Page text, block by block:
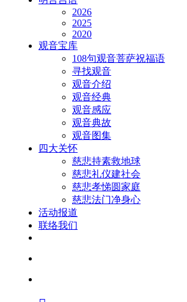
2026
2025
2020
观音宝库
108句观音菩萨祝福语
寻找观音
观音介绍
观音经典
观音感应
观音典故
观音图集
四大关怀
慈悲持素救地球
慈悲礼仪建社会
慈悲孝悌圆家庭
慈悲法门净身心
活动报道
联络我们